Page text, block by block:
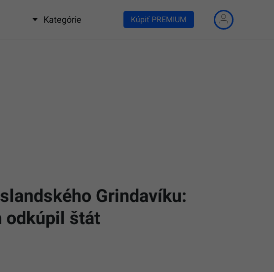
Kategórie Kúpiť PREMIUM
Grindavíku:
odkúpil štát